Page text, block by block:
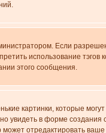
Если
использование
этого сообщения.
картинки, которые
увидеть в форме создания
отредактировать